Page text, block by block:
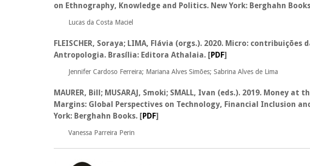
on Ethnography, Knowledge and Politics. New York: Berghahn
Lucas da Costa Maciel
FLEISCHER, Soraya; LIMA, Flávia (orgs.). 2020. Micro: contribuições
Antropologia. Brasília: Editora Athalaia. [PDF]
Jennifer Cardoso Ferreira; Mariana Alves Simões; Sabrina Alves de Lima
MAURER, Bill; MUSARAJ, Smoki; SMALL, Ivan (eds.). 2019. Money at
Margins: Global Perspectives on Technology, Financial Inclusion
York: Berghahn Books. [PDF]
Vanessa Parreira Perin